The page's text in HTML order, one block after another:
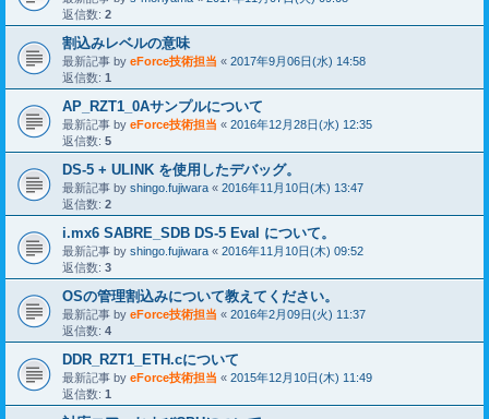
返信数: 2
割込みレベルの意味
最新記事 by eForce技術担当 « 2017年9月06日(水) 14:58
返信数: 1
AP_RZT1_0Aサンプルについて
最新記事 by eForce技術担当 « 2016年12月28日(水) 12:35
返信数: 5
DS-5 + ULINK を使用したデバッグ。
最新記事 by shingo.fujiwara « 2016年11月10日(木) 13:47
返信数: 2
i.mx6 SABRE_SDB DS-5 Eval について。
最新記事 by shingo.fujiwara « 2016年11月10日(木) 09:52
返信数: 3
OSの管理割込みについて教えてください。
最新記事 by eForce技術担当 « 2016年2月09日(火) 11:37
返信数: 4
DDR_RZT1_ETH.cについて
最新記事 by eForce技術担当 « 2015年12月10日(木) 11:49
返信数: 1